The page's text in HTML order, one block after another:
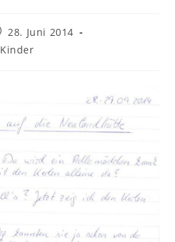
28. Juni 2014
Kinder